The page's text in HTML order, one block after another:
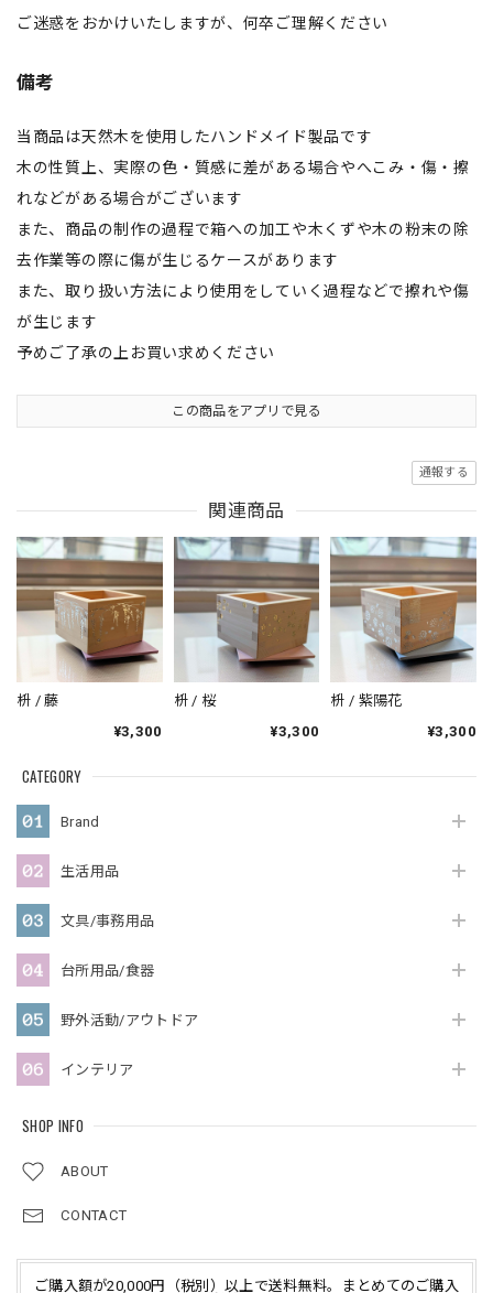
CATEGORY
Brand
生活用品
文具/事務用品
台所用品/食器
野外活動/アウトドア
インテリア
SHOP INFO
ABOUT
CONTACT
ご購入額が20,000円（税別）以上で送料無料。まとめてのご購入
ご迷惑をおかけいたしますが、何卒ご理解ください
備考
当商品は天然木を使用したハンドメイド製品です
木の性質上、実際の色・質感に差がある場合やへこみ・傷・擦
れなどがある場合がございます
また、商品の制作の過程で箱への加工や木くずや木の粉末の除
去作業等の際に傷が生じるケースがあります
また、取り扱い方法により使用をしていく過程などで擦れや傷
が生じます
予めご了承の上お買い求めください
この商品をアプリで見る
通報する
関連商品
枡 / 藤
¥3,300
枡 / 桜
¥3,300
枡 / 紫陽花
¥3,300